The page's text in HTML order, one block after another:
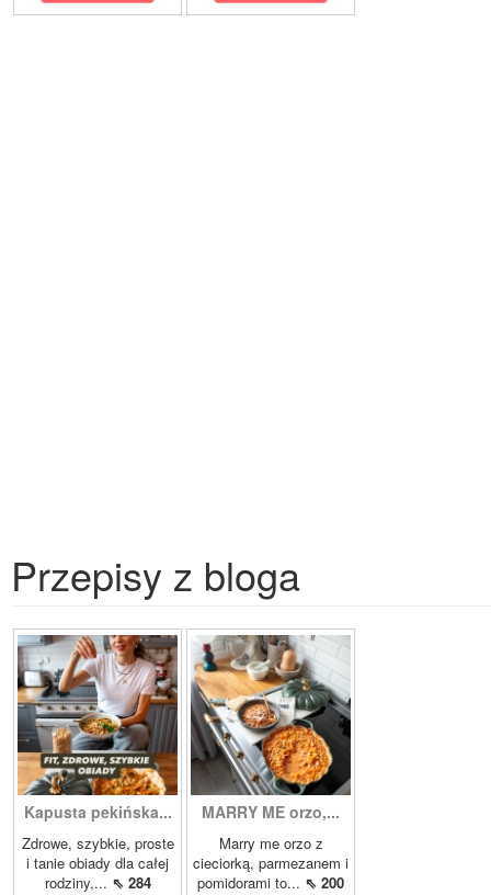
Przepisy z bloga
Kapusta pekińska...
Zdrowe, szybkie, proste
i tanie obiady dla całej
rodziny,... ⇖ 284
MARRY ME orzo,...
Marry me orzo z
cieciorką, parmezanem i
pomidorami to... ⇖ 200